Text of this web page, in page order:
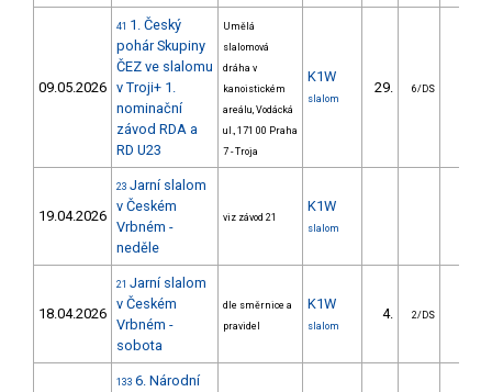
09.05.2026
41 1. Český
pohár Skupiny
ČEZ ve slalomu
v Troji+ 1.
nominační
závod RDA a
RD U23
Umělá
slalomová
dráha v
kanoistickém
areálu, Vodácká
ul., 171 00 Praha
7 - Troja
K1W
slalom
29. 6/DS
19.04.2026
23 Jarní slalom
v Českém
Vrbném -
neděle
viz závod 21
K1W
slalom
18.04.2026
21 Jarní slalom
v Českém
Vrbném -
sobota
dle směrnice a
pravidel
K1W
slalom
4. 2/DS
133 6. Národní